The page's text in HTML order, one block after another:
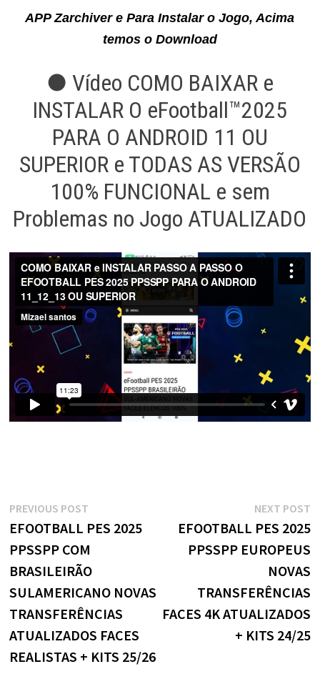
APP Zarchiver e Para Instalar o Jogo, Acima
temos o Download
● Vídeo COMO BAIXAR e
INSTALAR O eFootball™2025
PARA O ANDROID 11 OU
SUPERIOR e TODAS AS VERSÃO
100% FUNCIONAL e sem
Problemas no Jogo ATUALIZADO
Navegação
de
Post
PREVIOUS POSTPrevious
post:
EFOOTBALL PES 2025
PPSSPP COM
BRASILEIRÃO
SULAMERICANO NOVAS
TRANSFERÊNCIAS
ATUALIZADOS FACES
REALISTAS + KITS 25/26
NEXT POST
EFOOTBALL PES 2025
PPSSPP EUROPEUS
NOVAS
TRANSFERÊNCIAS
FACES 4K ATUALIZADOS
+ KITS 24/25